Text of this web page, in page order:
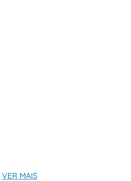
VER MAIS